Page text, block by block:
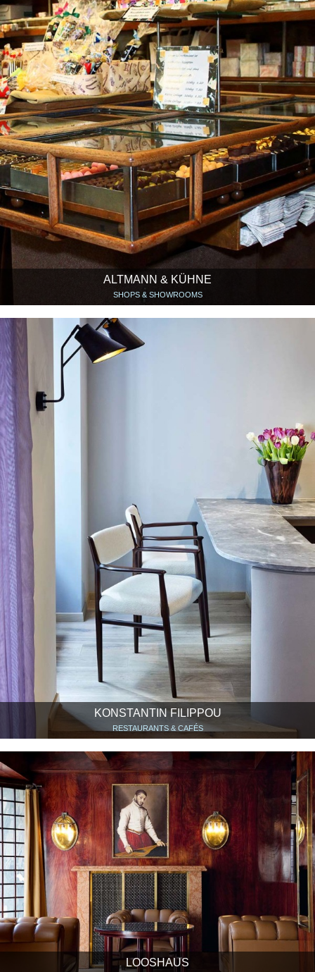
ALTMANN & KÜHNE
SHOPS & SHOWROOMS
KONSTANTIN FILIPPOU
RESTAURANTS & CAFÉS
LOOSHAUS